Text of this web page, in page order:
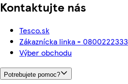
Kontaktujte nás
Tesco.sk
Zákaznícka linka - 0800222333
Výber obchodu
Potrebujete pomoc?